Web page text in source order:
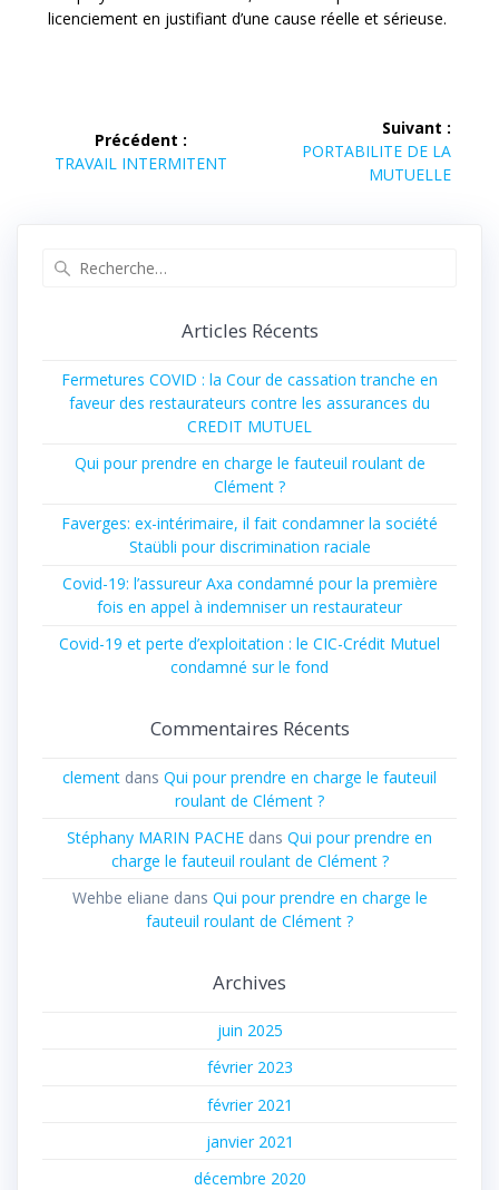
licenciement en justifiant d’une cause réelle et sérieuse.
Précédent :
TRAVAIL INTERMITENT
Suivant :
PORTABILITE DE LA
MUTUELLE
Articles Récents
Fermetures COVID : la Cour de cassation tranche en
faveur des restaurateurs contre les assurances du
CREDIT MUTUEL
Qui pour prendre en charge le fauteuil roulant de
Clément ?
Faverges: ex-intérimaire, il fait condamner la société
Staübli pour discrimination raciale
Covid-19: l’assureur Axa condamné pour la première
fois en appel à indemniser un restaurateur
Covid-19 et perte d’exploitation : le CIC-Crédit Mutuel
condamné sur le fond
Commentaires Récents
clement dans Qui pour prendre en charge le fauteuil
roulant de Clément ?
Stéphany MARIN PACHE dans Qui pour prendre en
charge le fauteuil roulant de Clément ?
Wehbe eliane dans Qui pour prendre en charge le
fauteuil roulant de Clément ?
Archives
juin 2025
février 2023
février 2021
janvier 2021
décembre 2020